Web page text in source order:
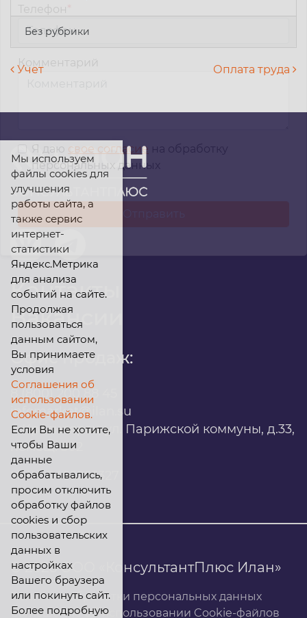
Без рубрики
Навигация по записям
Учет Оплата труда
Контакты
Вакансии
Офис продаж:
infomarket@ilan.su
г. Красноярск, ул. Парижской коммуны, д.33,
помещ. 302
ИНН: 2465263327
© 2026 ООО «КонсультантПлюс Илан»
Политика обработки персональных данных
Соглашение об использовании Cookie-файлов
Телефон
Комментарий
Я даю свое согласие на обработку
персональных данных
Мы используем
файлы cookies для
улучшения
работы сайта, а
также сервис
интернет-
статистики
Яндекс.Метрика
для анализа
событий на сайте.
Продолжая
пользоваться
данным сайтом,
Вы принимаете
условия
Соглашения об
использовании
Cookie-файлов.
Если Вы не хотите,
чтобы Ваши
данные
обрабатывались,
просим отключить
обработку файлов
cookies и сбор
пользовательских
данных в
настройках
Вашего браузера
или покинуть сайт.
Более подробную